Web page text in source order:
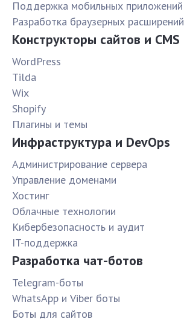
Поддержка мобильных приложений
Разработка браузерных расширений
Конструкторы сайтов и CMS
WordPress
Tilda
Wix
Shopify
Плагины и темы
Инфраструктура и DevOps
Администрирование сервера
Управление доменами
Хостинг
Облачные технологии
Кибербезопасность и аудит
IT-поддержка
Разработка чат-ботов
Telegram-боты
WhatsApp и Viber боты
Боты для сайтов